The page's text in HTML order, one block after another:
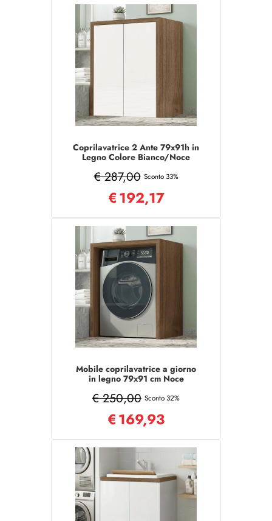
Coprilavatrice 2 Ante 79x91h in
Legno Colore Bianco/Noce
€ 287,00 Sconto 33%
€192,17
Mobile coprilavatrice a giorno
in legno 79x91 cm Noce
€ 250,00 Sconto 32%
€169,93